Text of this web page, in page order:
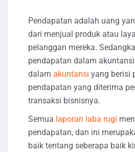
Pendapatan adalah uang
dari menjual produk atau
pelanggan mereka.
pendapatan dalam
dalam akuntansi yang berisi
pendapatan yang diterima
transaksi bisnisnya.
Semua laporan laba rugi
pendapatan, dan ini
baik tentang seberapa baik